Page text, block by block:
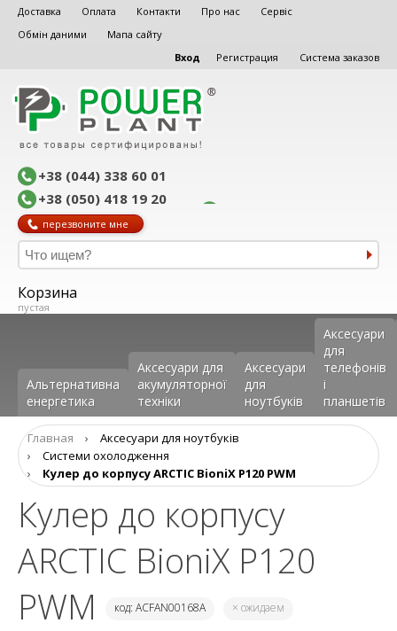
Доставка Оплата Контакти Про нас
Сервіс
Обмін даними
Мапа сайту
Вход
Регистрация Система заказов
+38 (044) 338 60 01
+38 (050) 418 19 20
перезвоните мне
Корзина
пустая
Альтернативна
енергетика
Аксесуари для
акумуляторної
техніки
Аксесуари
для
ноутбуків
Аксеcуари
для
телефонів
і
планшетів
Главная ›
Аксесуари для ноутбуків
›
Системи охолодження
›
Кулер до корпусу ARCTIC BioniX P120 PWM
Кулер до корпусу
ARCTIC BioniX P120
PWM
код: ACFAN00168A × ожидаем